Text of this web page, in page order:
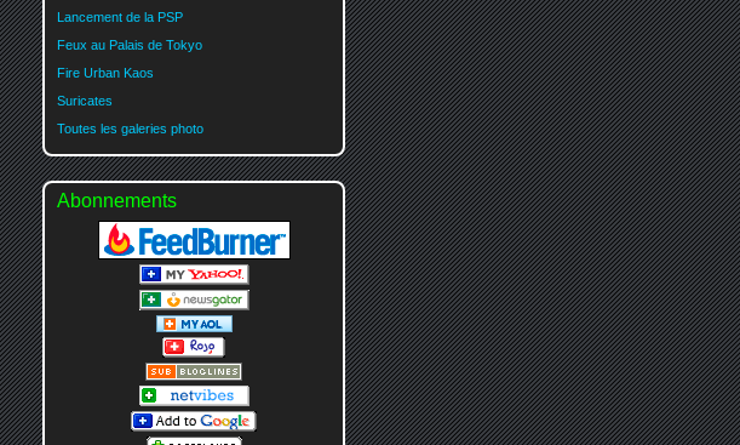
Lancement de la PSP
Feux au Palais de Tokyo
Fire Urban Kaos
Suricates
Toutes les galeries photo
Abonnements